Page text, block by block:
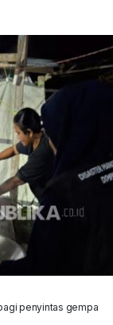
penyintas gempa